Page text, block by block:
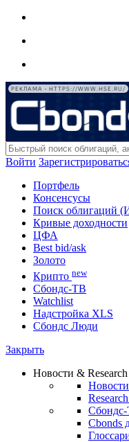
РЕКЛАМА • HTTPS://WWW.HSE.RU/
Войти
Портфель
Консенсусы
Поиск облигаций
Кривые доходности
ЦФА
Best bid/ask
Золото
Крипто new
Сбондс-ТВ
Watchlist
Надстройка XLS
Сбондс Люди
Закрыть
Новости &
Cbonds